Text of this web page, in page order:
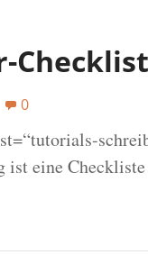
0
ist eine